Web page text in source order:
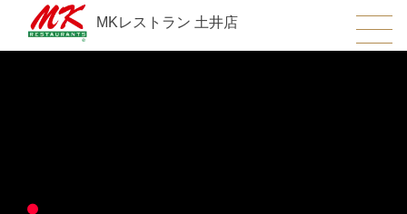
MKレストラン 土井店